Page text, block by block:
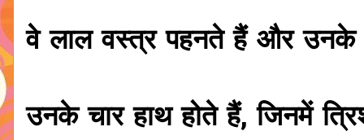
वे लाल वस्त्र पहनते हैं और उनके
उनके चार हाथ होते हैं, जिनमें